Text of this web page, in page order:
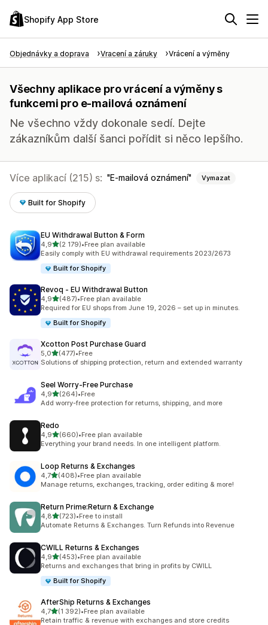
Shopify App Store
Objednávky a doprava Vracení a záruky Vrácení a výměny
Všechny aplikace pro vrácení a výměny s
funkcemi pro e-mailová oznámení
Ne všechno vždy dokonale sedí. Dejte
zákazníkům další šanci pořídit si něco lepšího.
Více aplikací (215) s: E-mailová oznámení Vymazat
Built for Shopify
EU Withdrawal Button & Form
4,9z 5 hvězd
(2 179)
Celkový počet recenzí: 2179
•Free plan available
Easily comply with EU withdrawal requirements 2023/2673
Built for Shopify
Revoq ‑ EU Withdrawal Button
4,9z 5 hvězd
(487)
Celkový počet recenzí: 487
•Free plan available
Required for EU shops from June 19, 2026 – set up in minutes.
Built for Shopify
Xcotton Post Purchase Guard
5,0z 5 hvězd
(477)
Celkový počet recenzí: 477
•Free
Solutions of shipping protection, return and extended warranty
Seel Worry‑Free Purchase
4,9z 5 hvězd
(264)
Celkový počet recenzí: 264
•Free
Add worry-free protection for returns, shipping, and more
Redo
4,9z 5 hvězd
(660)
Celkový počet recenzí: 660
•Free plan available
Everything your brand needs. In one intelligent platform.
Loop Returns & Exchanges
4,7z 5 hvězd
(408)
Celkový počet recenzí: 408
•Free plan available
Manage returns, exchanges, tracking, order editing & more!
Return Prime:Return & Exchange
4,8z 5 hvězd
(723)
Celkový počet recenzí: 723
•Free to install
Automate Returns & Exchanges. Turn Refunds into Revenue
CWILL Returns & Exchanges
4,9z 5 hvězd
(453)
Celkový počet recenzí: 453
•Free plan available
Returns and exchanges that bring in profits by CWILL
Built for Shopify
AfterShip Returns & Exchanges
4,7z 5 hvězd
(1 392)
Celkový počet recenzí: 1392
•Free plan available
Retain traffic & revenue with exchanges and store credits